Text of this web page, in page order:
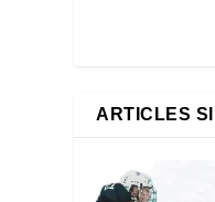
ARTICLES